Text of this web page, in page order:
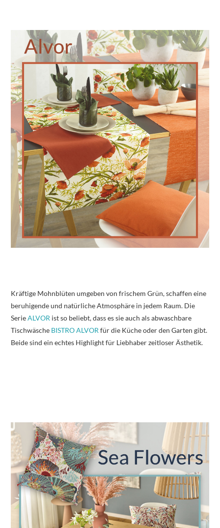
Kräftige Mohnblüten umgeben von frischem Grün, schaffen eine
beruhigende und natürliche Atmosphäre in jedem Raum. Die
SerieALVOR ist so beliebt, dass es sie auch als abwaschbare
Tischwäsche BISTRO ALVOR für die Küche oder den Garten gibt.
Beide sind ein echtes Highlight für Liebhaber zeitloser Ästhetik.